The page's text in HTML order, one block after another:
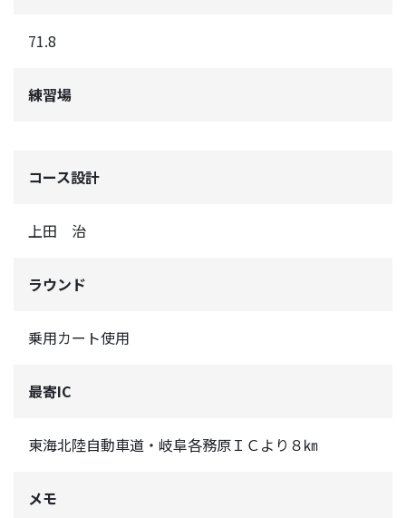
71.8
練習場
コース設計
上田 治
ラウンド
乗用カート使用
最寄IC
東海北陸自動車道・岐阜各務原ＩＣより８㎞
メモ